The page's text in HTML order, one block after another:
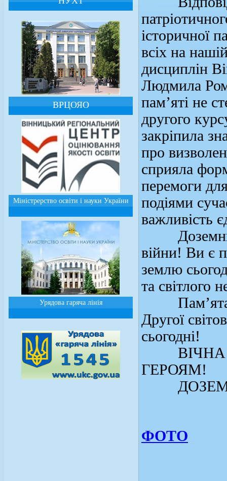
ВРЦОЯО
Міністрерство освіти і науки України
Урядова гаряча лінія
історичної
всіх на
дисциплін
Людмила
пам’яті не
другого
закріпила
про
сприяла
перемоги
подіями
важливість
Доземний
війни! Ви є
землю
та світлого
Другої
сьогодні!
ВІЧНА І
ГЕРОЯМ!
ФОТО